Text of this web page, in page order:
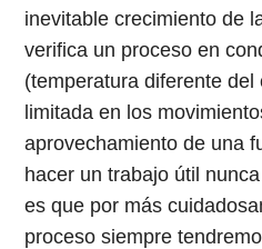
inevitable crecimiento de
verifica un proceso en
(temperatura diferente
limitada en los
aprovechamiento de una
hacer un trabajo útil
es que por más
proceso siempre